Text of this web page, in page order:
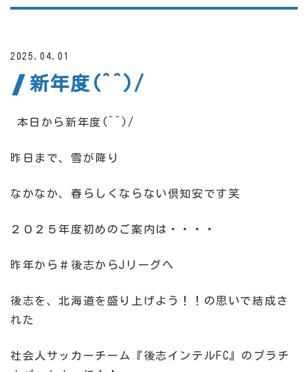
2025.04.01
新年度(^^)/
本日から新年度(^^)/
昨日まで、雪が降り
なかなか、春らしくならない倶知安です笑
２０２５年度初めのご案内は・・・・
昨年から＃後志からJリーグへ
後志を、北海道を盛り上げよう！！の思いで結成さ
れた
社会人サッカーチーム『後志インテルFC』のプラチ